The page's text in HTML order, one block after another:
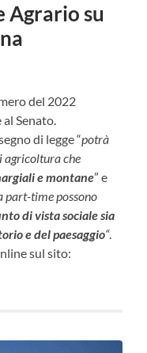
Agrario su
del 2022
Senato.
di legge “potrà
agricoltura che
e montane” e
part-time possono
di vista sociale sia
e del paesaggio“.
sul sito: